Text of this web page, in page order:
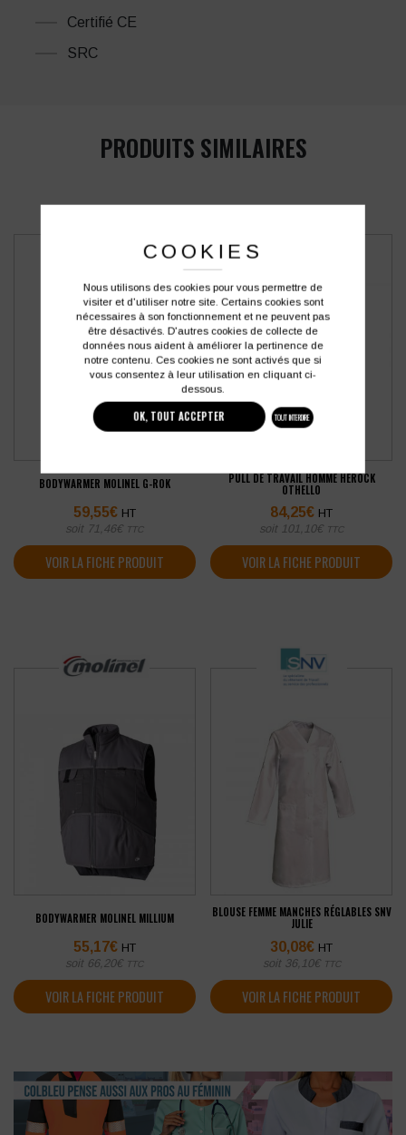
Certifié CE
SRC
PRODUITS SIMILAIRES
BODYWARMER MOLINEL G-ROK
59,55€ HT
soit 71,46€ TTC
VOIR LA FICHE PRODUIT
PULL DE TRAVAIL HOMME HEROCK
OTHELLO
84,25€ HT
soit 101,10€ TTC
VOIR LA FICHE PRODUIT
BODYWARMER MOLINEL MILLIUM
55,17€ HT
soit 66,20€ TTC
VOIR LA FICHE PRODUIT
BLOUSE FEMME MANCHES RÉGLABLES SNV
JULIE
30,08€ HT
soit 36,10€ TTC
VOIR LA FICHE PRODUIT
COOKIES
Nous utilisons des cookies pour vous permettre de
visiter et d'utiliser notre site. Certains cookies sont
nécessaires à son fonctionnement et ne peuvent pas
être désactivés. D'autres cookies de collecte de
données nous aident à améliorer la pertinence de
notre contenu. Ces cookies ne sont activés que si
vous consentez à leur utilisation en cliquant ci-
dessous.
OK, TOUT ACCEPTER TOUT INTERDIRE